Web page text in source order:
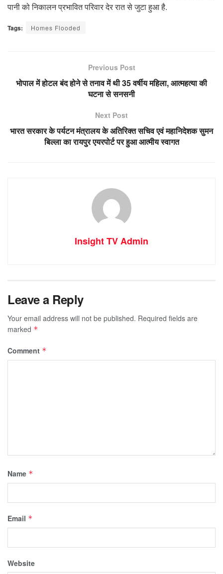
पानी को निकालन प्रभावित परिवार देर रात से जुटा हुआ है.
Tags: Homes Flooded
Previous Post
भोपाल में होटल बंद होने से तनाव में थी 35 वर्षीय महिला, आत्महत्या की
घटना से सनसनी
Next Post
भारत सरकार के पर्यटन मंत्रालय के अतिरिक्त सचिव एवं महानिदेशक सुमन
बिल्ला का रायपुर एयरपोर्ट पर हुआ आत्मीय स्वागत
Insight TV Admin
Leave a Reply
Your email address will not be published. Required fields are
marked *
Comment *
Name *
Email *
Website